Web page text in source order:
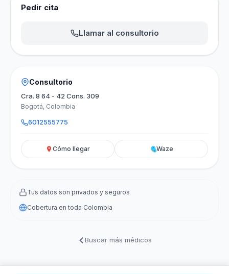
Pedir cita
Llamar al consultorio
Consultorio
Cra. 8 64 - 42 Cons. 309
Bogotá, Colombia
6012555775
Cómo llegar Waze
Tus datos son privados y seguros
Cobertura en toda Colombia
Buscar más médicos